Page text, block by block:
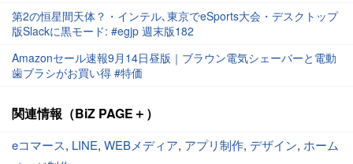
第2の恒星間天体？・インテル､東京でeSports大会・デスクトップ
版Slackに黒モード: #egjp 週末版182
Amazonセール速報9月14日昼版｜ブラウン電気シェーバーと電動
歯ブラシがお買い得 #特価
関連情報（BiZ PAGE＋）
eコマース, LINE, WEBメディア, アプリ制作, デザイン, ホーム